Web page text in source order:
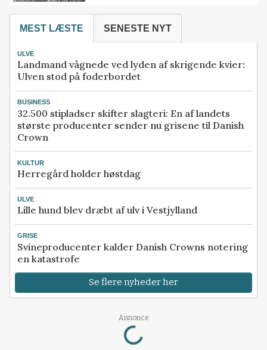
MEST LÆSTE SENESTE NYT
ULVE
Landmand vågnede ved lyden af skrigende kvier:
Ulven stod på foderbordet
BUSINESS
32.500 stipladser skifter slagteri: En af landets
største producenter sender nu grisene til Danish
Crown
KULTUR
Herregård holder høstdag
ULVE
Lille hund blev dræbt af ulv i Vestjylland
GRISE
Svineproducenter kalder Danish Crowns notering
en katastrofe
Se flere nyheder her
Annonce
Loading...